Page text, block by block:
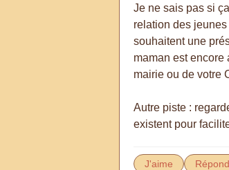
Je ne sais pas si
relation des
souhaitent une
maman est
mairie ou de votre
Autre piste :
existent pour
J'aime